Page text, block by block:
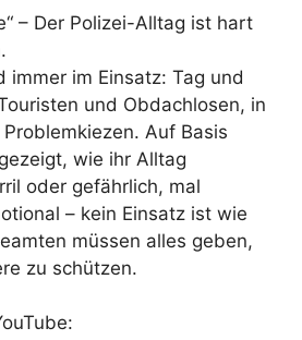
– Der Polizei-Alltag ist hart
immer im Einsatz: Tag und
und Obdachlosen, in
Auf Basis
wie ihr Alltag
oder gefährlich, mal
– kein Einsatz ist wie
müssen alles geben,
zu schützen.